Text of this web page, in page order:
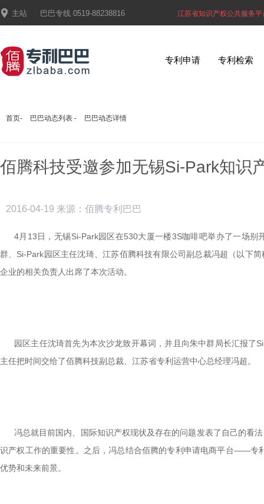
 主站 巴巴专线 0519-88238816 江苏省知识产权公共服务平
专利申请 专利检索
首页- 巴巴动态列表 - 巴巴动态详情
佰腾科技受邀参加无锡Si-Park知识
2016-04-19 来源：佰腾专利巴巴
4月 13日，无锡Si-Park园区在530大厦一楼3S咖啡吧举办了一场别
群、 Si-Park园区主任沈琦、江苏佰腾科技有限公司副总裁冯超（以下简
企业的相关负责人出席了本次活动。
园区主任沈琦首先为本次沙龙致开幕词，并且向朱中群局长汇报了
主任把时间交给了佰腾科技副总裁、江苏省专利运营中心总经理冯超。
冯总就目前国内、国际知识产权现状及存在的问题发表了自己的看
识产权工作的重要性。之后，冯总结合佰腾的专利申请电商平台——专
优势和未来前景。